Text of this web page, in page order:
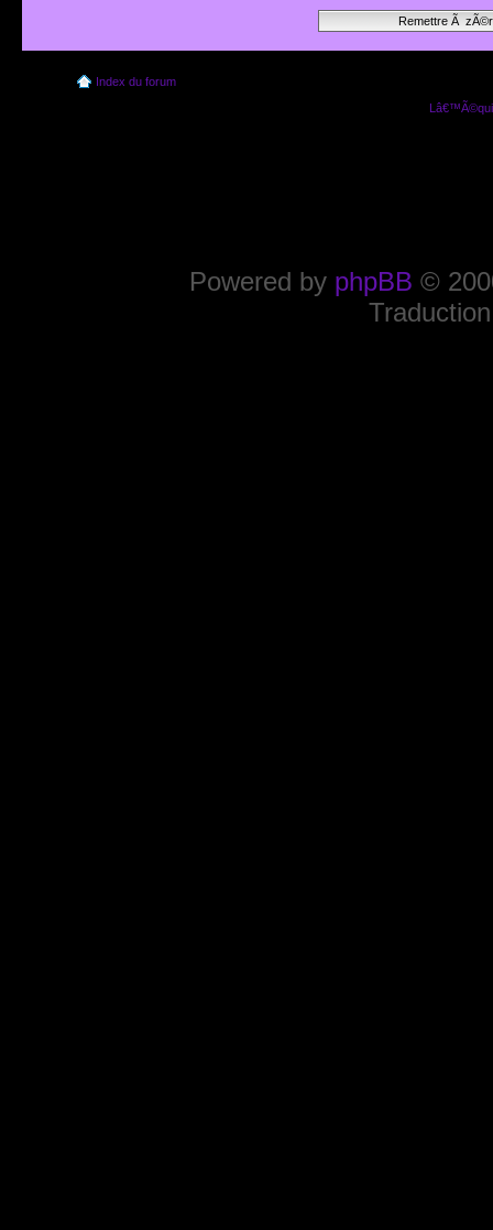
Index du forum
Powered by phpBB ©